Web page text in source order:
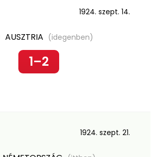
1924. szept. 14.
AUSZTRIA (idegenben)
1–2
1924. szept. 21.